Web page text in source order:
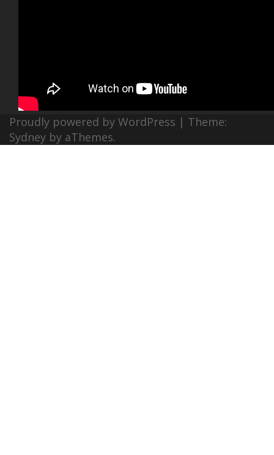
Proudly powered by WordPress | Theme:
Sydney by aThemes.